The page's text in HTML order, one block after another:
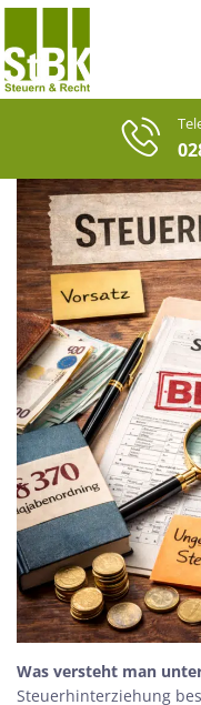
Was versteht man
Steuerhinterziehung